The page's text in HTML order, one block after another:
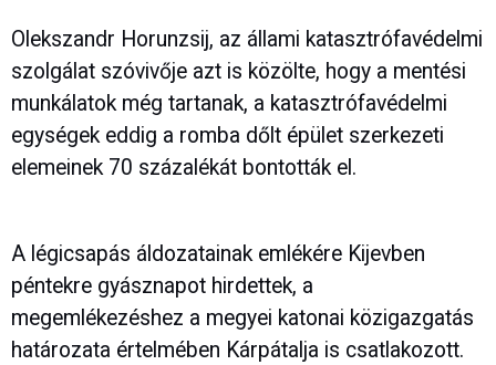
Olekszandr Horunzsij, az állami katasztrófavédelmi
szolgálat szóvivője azt is közölte, hogy a mentési
munkálatok még tartanak, a katasztrófavédelmi
egységek eddig a romba dőlt épület szerkezeti
elemeinek 70 százalékát bontották el.
A légicsapás áldozatainak emlékére Kijevben
péntekre gyásznapot hirdettek, a
megemlékezéshez a megyei katonai közigazgatás
határozata értelmében Kárpátalja is csatlakozott.